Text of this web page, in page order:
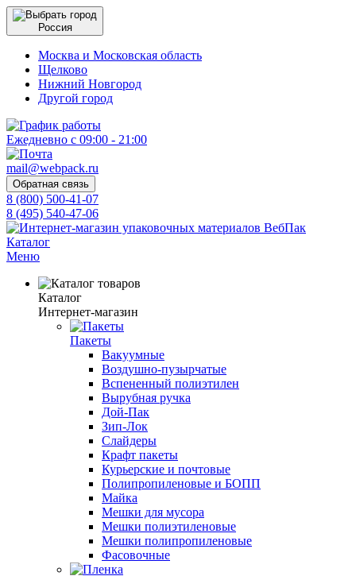
Россия
Москва и Московская область
Щелково
Нижний Новгород
Другой город
Ежедневно с 09:00 - 21:00
mail@webpack.ru
Обратная связь
8 (800) 500-41-07
8 (495) 540-47-06
Каталог
Меню
Каталог
Интернет-магазин
Пакеты
Вакуумные
Воздушно-пузырчатые
Вспененный полиэтилен
Вырубная ручка
Дой-Пак
Зип-Лок
Слайдеры
Крафт пакеты
Курьерские и почтовые
Полипропиленовые и БОПП
Майка
Мешки для мусора
Мешки полиэтиленовые
Мешки полипропиленовые
Фасовочные